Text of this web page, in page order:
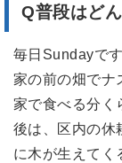
Q普段はど
毎日Sundayです
家の前の畑でナ
家で食べる分く
後は、区内の休
に木が生えてく